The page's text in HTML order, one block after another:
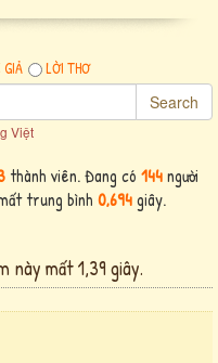
LỜI THƠ
Search
Việt
thành viên. Đang có 144người
trung bình 0,694giây.
này mất 1,39 giây.